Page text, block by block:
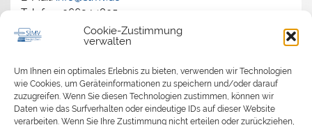
Cookie-Zustimmung
verwalten
Um Ihnen ein optimales Erlebnis zu bieten, verwenden wir Technologien
wie Cookies, um Geräteinformationen zu speichern und/oder darauf
zuzugreifen. Wenn Sie diesen Technologien zustimmen, können wir
Daten wie das Surfverhalten oder eindeutige IDs auf dieser Website
verarbeiten. Wenn Sie Ihre Zustimmung nicht erteilen oder zurückziehen,
Telefon: 06694 1805
Archiv
2026
2025